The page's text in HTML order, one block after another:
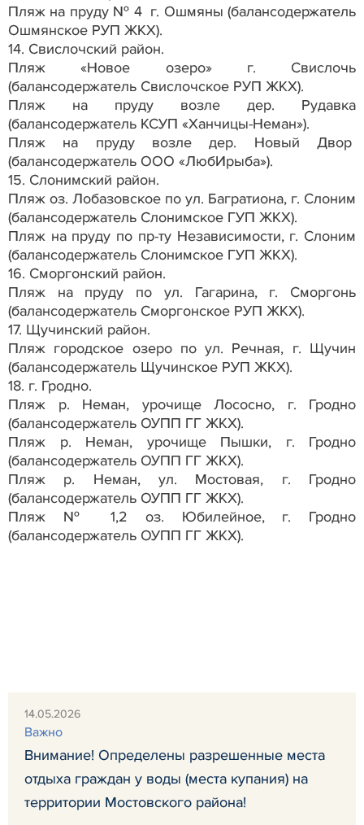
Пляж на пруду № 4 г. Ошмяны (балансодержатель
Ошмянское РУП ЖКХ).
14. Свислочский район.
Пляж «Новое озеро» г. Свислочь
(балансодержатель Свислочское РУП ЖКХ).
Пляж на пруду возле дер. Рудавка
(балансодержатель КСУП «Ханчицы-Неман»).
Пляж на пруду возле дер. Новый Двор
(балансодержатель ООО «ЛюбИрыба»).
15. Слонимский район.
Пляж оз. Лобазовское по ул. Багратиона, г. Слоним
(балансодержатель Слонимское ГУП ЖКХ).
Пляж на пруду по пр-ту Независимости, г. Слоним
(балансодержатель Слонимское ГУП ЖКХ).
16. Сморгонский район.
Пляж на пруду по ул. Гагарина, г. Сморгонь
(балансодержатель Сморгонское РУП ЖКХ).
17. Щучинский район.
Пляж городское озеро по ул. Речная, г. Щучин
(балансодержатель Щучинское РУП ЖКХ).
18. г. Гродно.
Пляж р. Неман, урочище Лососно, г. Гродно
(балансодержатель ОУПП ГГ ЖКХ).
Пляж р. Неман, урочище Пышки, г. Гродно
(балансодержатель ОУПП ГГ ЖКХ).
Пляж р. Неман, ул. Мостовая, г. Гродно
(балансодержатель ОУПП ГГ ЖКХ).
Пляж № 1,2 оз. Юбилейное, г. Гродно
(балансодержатель ОУПП ГГ ЖКХ).
14.05.2026
Важно
Внимание! Определены разрешенные места
отдыха граждан у воды (места купания) на
территории Мостовского района!